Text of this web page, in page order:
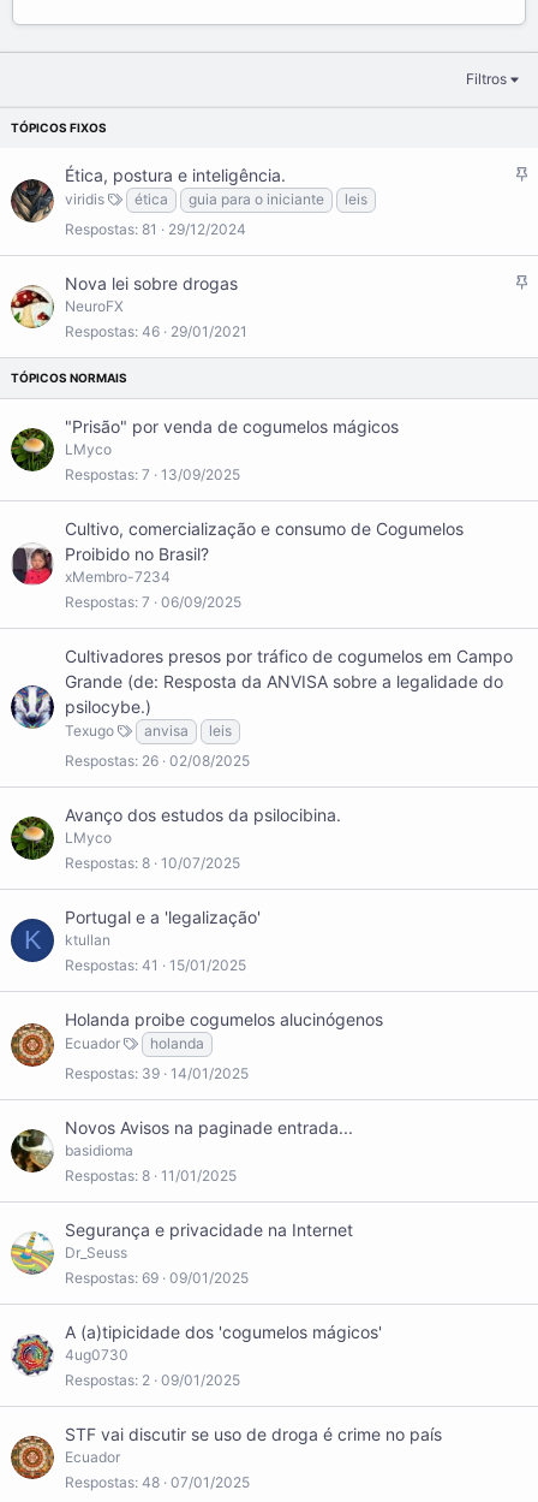
Filtros
F
Ética, postura e inteligência.
viridis ética guia para o iniciante
leis
Respostas 81 29/12/2024
F
Nova lei sobre drogas
NeuroFX
Respostas 46 29/01/2021
"Prisão" por venda de cogumelos mágicos
LMyco
Respostas 7 13/09/2025
Cultivo, comercialização e consumo de Cogumelos
Proibido no Brasil?
xMembro-7234
Respostas 7 06/09/2025
Cultivadores presos por tráfico de cogumelos em Campo
Grande (de: Resposta da ANVISA sobre a legalidade do
psilocybe.)
Texugo anvisa
leis
Respostas 26 02/08/2025
Avanço dos estudos da psilocibina.
LMyco
Respostas 8 10/07/2025
K
Portugal e a 'legalização'
ktullan
Respostas 41 15/01/2025
Holanda proibe cogumelos alucinógenos
Ecuador
holanda
Respostas 39 14/01/2025
Novos Avisos na paginade entrada...
basidioma
Respostas 8 11/01/2025
Segurança e privacidade na Internet
Dr_Seuss
Respostas 69 09/01/2025
A (a)tipicidade dos 'cogumelos mágicos'
4ug0730
Respostas 2 09/01/2025
STF vai discutir se uso de droga é crime no país
Ecuador
Respostas 48 07/01/2025